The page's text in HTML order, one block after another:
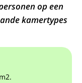
op een
kamertypes